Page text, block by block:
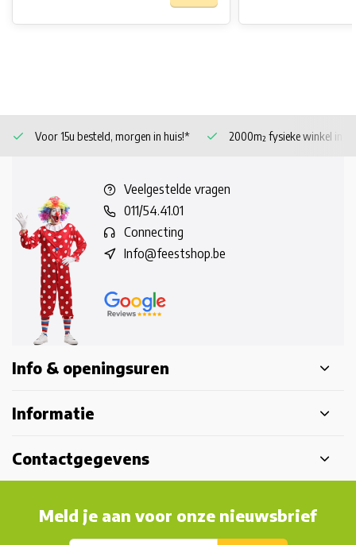
Voor 15u besteld, morgen in huis!* 2000m² fysieke winkel in
Veelgestelde vragen
011/54.41.01
Connecting
Info@feestshop.be
Info & openingsuren
Informatie
Contactgegevens
Meld je aan voor onze nieuwsbrief